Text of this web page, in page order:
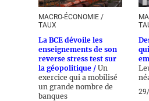
MACRO-ÉCONOMIE /
TAUX
La BCE dévoile les
enseignements de son
reverse stress test sur
la géopolitique / Un
exercice qui a mobilisé
un grande nombre de
banques